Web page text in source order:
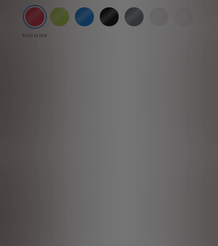
ROJO ELIXIR